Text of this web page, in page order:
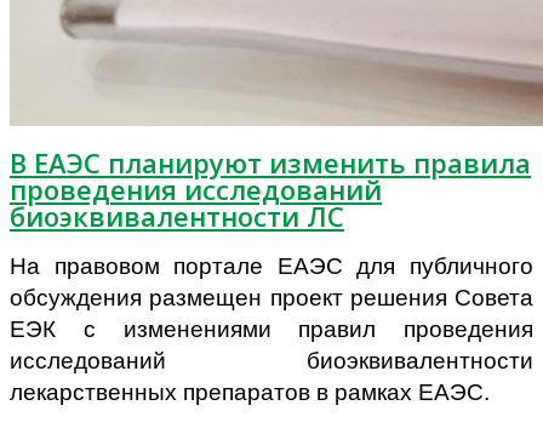
В ЕАЭС планируют изменить правила
проведения исследований
биоэквивалентности ЛС
На правовом портале ЕАЭС для публичного
обсуждения размещен проект решения Совета
ЕЭК с изменениями правил проведения
исследований биоэквивалентности
лекарственных препаратов в рамках ЕАЭС.